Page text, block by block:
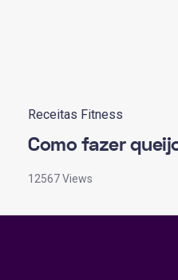
Receitas Fitness
Como fazer
12567 Views